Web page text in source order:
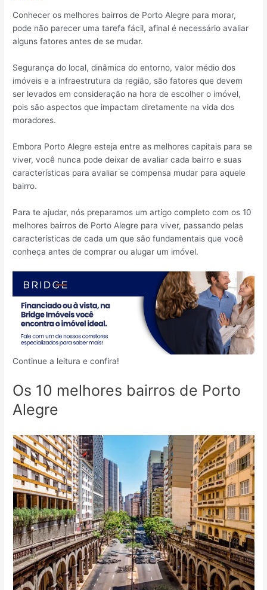
Conhecer os melhores bairros de Porto Alegre para morar,
pode não parecer uma tarefa fácil, afinal é necessário avaliar
alguns fatores antes de se mudar.
Segurança do local, dinâmica do entorno, valor médio dos
imóveis e a infraestrutura da região, são fatores que devem
ser levados em consideração na hora de escolher o imóvel,
pois são aspectos que impactam diretamente na vida dos
moradores.
Embora Porto Alegre esteja entre as melhores capitais para se
viver, você nunca pode deixar de avaliar cada bairro e suas
características para avaliar se compensa mudar para aquele
bairro.
Para te ajudar, nós preparamos um artigo completo com os 10
melhores bairros de Porto Alegre para viver, passando pelas
características de cada um que são fundamentais que você
conheça antes de comprar ou alugar um imóvel.
Continue a leitura e confira!
Os 10 melhores bairros de Porto
Alegre